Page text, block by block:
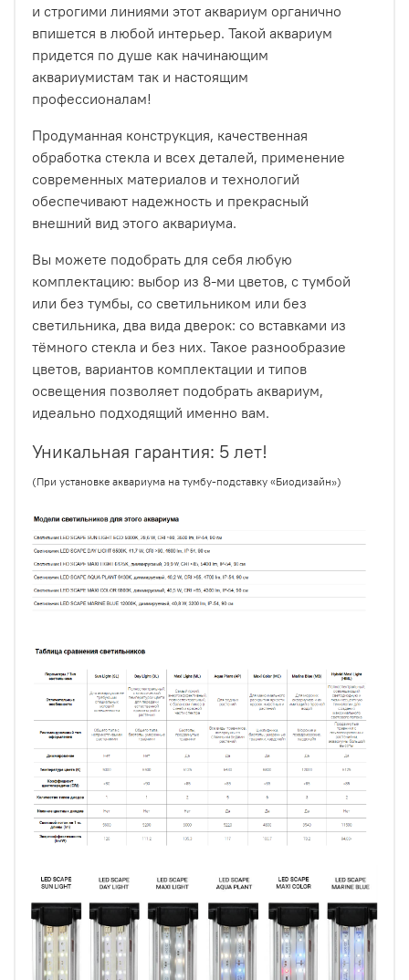
и строгими линиями этот аквариум органично
впишется в любой интерьер. Такой аквариум
придется по душе как начинающим
аквариумистам так и настоящим
профессионалам!
Продуманная конструкция, качественная
обработка стекла и всех деталей, применение
современных материалов и технологий
обеспечивают надежность и прекрасный
внешний вид этого аквариума.
Вы можете подобрать для себя любую
комплектацию: выбор из 8-ми цветов, с тумбой
или без тумбы, со светильником или без
светильника, два вида дверок: со вставками из
тёмного стекла и без них. Такое разнообразие
цветов, вариантов комплектации и типов
освещения позволяет подобрать аквариум,
идеально подходящий именно вам.
Уникальная гарантия: 5 лет!
(При установке аквариума на тумбу-подставку «Биодизайн»)